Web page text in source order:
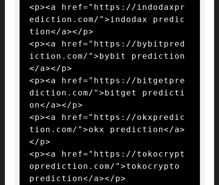
<p><a href="https://indodaxpr
ediction.com/">indodax predic
tion</a></p>
<p><a href="https://bybitpred
iction.com/">bybit prediction
</a></p>
<p><a href="https://bitgetpre
diction.com/">bitget predicti
on</a></p>
<p><a href="https://okxpredic
tion.com/">okx prediction</a>
</p>
<p><a href="https://tokocrypt
oprediction.com/">tokocrypto
prediction</a></p>